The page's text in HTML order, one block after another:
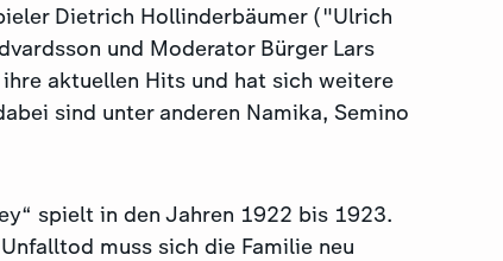
Dietrich Hollinderbäumer ("Ulrich
und Moderator Bürger Lars
aktuellen Hits und hat sich weitere
sind unter anderen Namika, Semino
spielt in den Jahren 1922 bis 1923.
muss sich die Familie neu